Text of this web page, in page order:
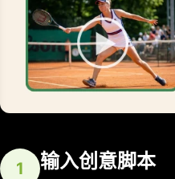
1 输入创意脚本